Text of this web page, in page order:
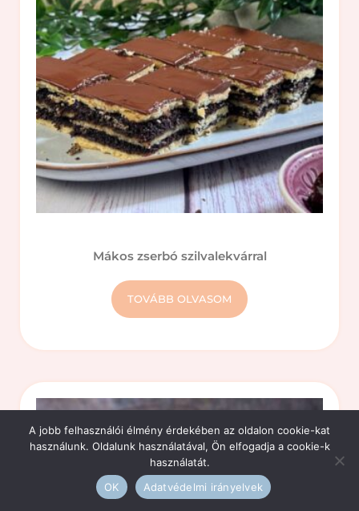
Mákos zserbó szilvalekvárral
TOVÁBB OLVASOM
A jobb felhasználói élmény érdekében az oldalon cookie-kat
használunk. Oldalunk használatával, Ön elfogadja a cookie-k
használatát.
OK
Adatvédelmi irányelvek